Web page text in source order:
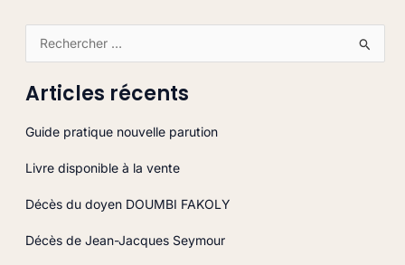
c
r
c
e
Articles récents
Guide pratique nouvelle parution
Livre disponible à la vente
Décès du doyen DOUMBI FAKOLY
Décès de Jean-Jacques Seymour